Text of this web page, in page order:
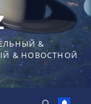
&
& НОВОСТНОЙ